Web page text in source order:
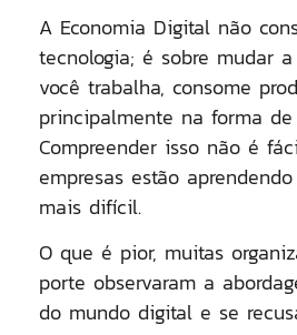
A Economia Digital não
tecnologia; é sobre mudar
você trabalha, consome
principalmente na forma de
Compreender isso não é
empresas estão
mais difícil.
O que é pior, muitas
porte observaram a
do mundo digital e se